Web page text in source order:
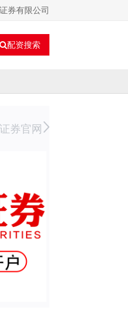
券有限公司
配资搜索
券官网